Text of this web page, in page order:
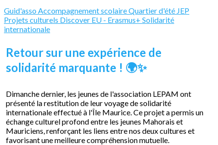
Guid'asso Accompagnement scolaireQuartier d'été JEP
Projets culturels Discover EU - Erasmus+ Solidarité
internationale
Retour sur une expérience de
solidarité marquante ! 🌍✨
Dimanche dernier, les jeunes de l'association LEPAM ont
présenté la restitution de leur voyage de solidarité
internationale effectué à l'Île Maurice. Ce projet a permis un
échange culturel profond entre les jeunes Mahorais et
Mauriciens, renforçant les liens entre nos deux cultures et
favorisant une meilleure compréhension mutuelle.